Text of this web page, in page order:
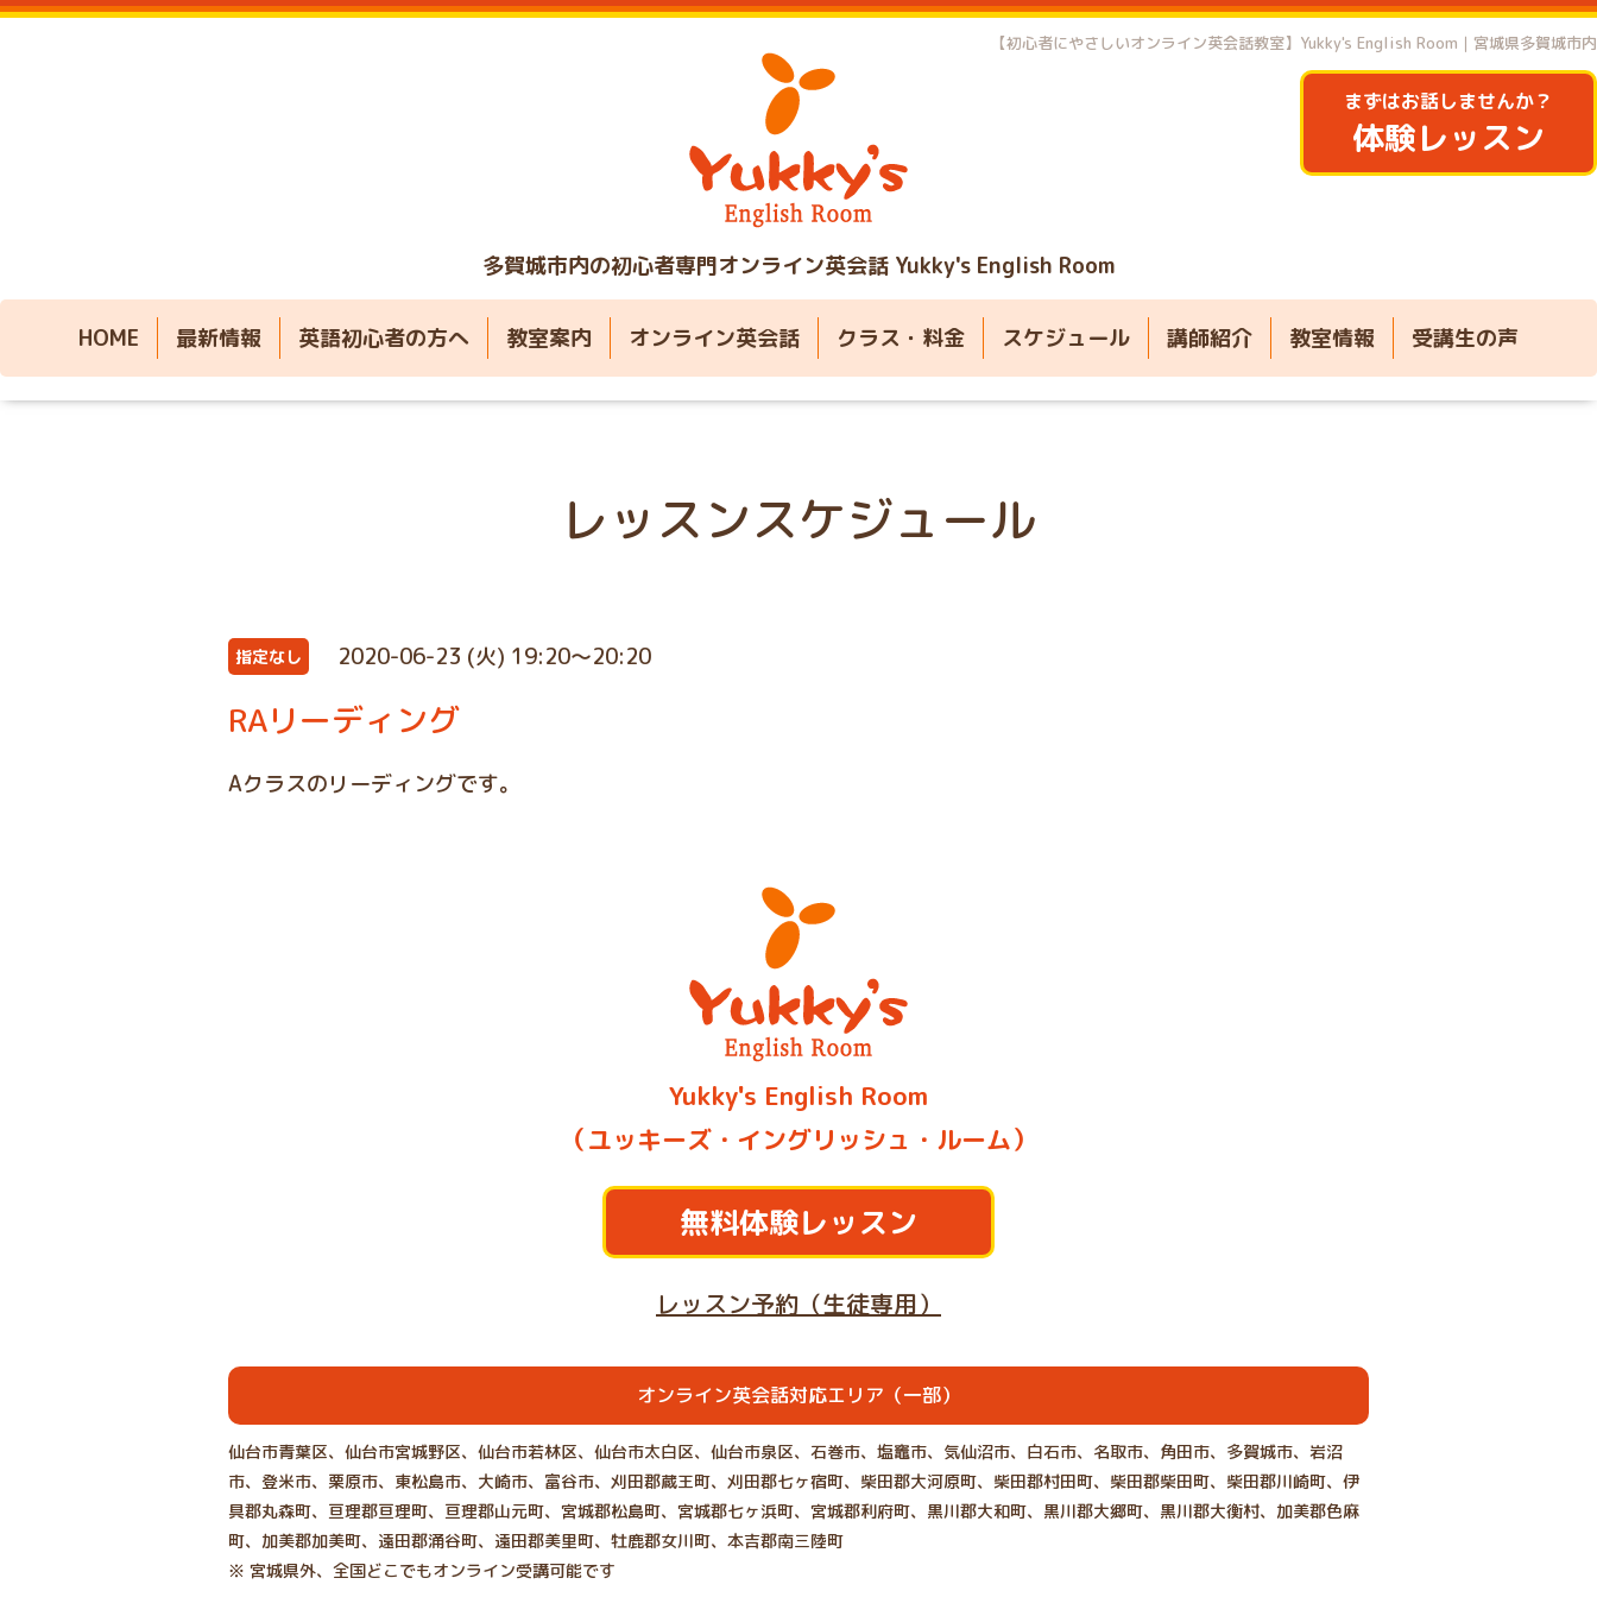
多賀城市内の初心者専門オンライン英会話 Yukky's English Room
【初心者にやさしいオンライン英会話教室】Yukky's English Room｜宮城県多賀城市内
まずはお話しませんか？
体験レッスン
HOME 最新情報 英語初心者の方へ 教室案内 オンライン英会話 クラス・料金 スケジュール 講師紹介 教室情報 受講生の声
レッスンスケジュール
指定なし 2020-06-23 (火) 19:20～20:20
RAリーディング
Aクラスのリーディングです。
Yukky's English Room
（ユッキーズ・イングリッシュ・ルーム）
無料体験レッスン
レッスン予約（生徒専用）
オンライン英会話対応エリア（一部）
仙台市青葉区、仙台市宮城野区、仙台市若林区、仙台市太白区、仙台市泉区、石巻市、塩竈市、気仙沼市、白石市、名取市、角田市、多賀城市、岩沼
市、登米市、栗原市、東松島市、大崎市、富谷市、刈田郡蔵王町、刈田郡七ヶ宿町、柴田郡大河原町、柴田郡村田町、柴田郡柴田町、柴田郡川崎町、伊
具郡丸森町、亘理郡亘理町、亘理郡山元町、宮城郡松島町、宮城郡七ヶ浜町、宮城郡利府町、黒川郡大和町、黒川郡大郷町、黒川郡大衡村、加美郡色麻
町、加美郡加美町、遠田郡涌谷町、遠田郡美里町、牡鹿郡女川町、本吉郡南三陸町
※ 宮城県外、全国どこでもオンライン受講可能です